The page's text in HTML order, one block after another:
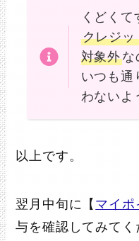
くどくて
クレジッ
対象外な
いつも通
わないよ
以上です。
翌月中旬に【 マイポ
与を確認してみてく